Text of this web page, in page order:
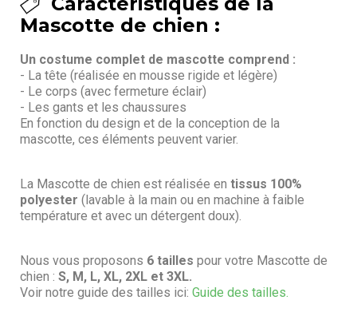
Mascotte de chien :
Un costume complet de mascotte comprend :
- La tête (réalisée en mousse rigide et légère)
- Le corps (avec fermeture éclair)
- Les gants et les chaussures
En fonction du design et de la conception de la
mascotte, ces éléments peuvent varier.
La Mascotte de chien est réalisée en tissus 100%
polyester (lavable à la main ou en machine à faible
température et avec un détergent doux).
Nous vous proposons 6 tailles pour votre Mascotte de
chien : S, M, L, XL, 2XL et 3XL.
Voir notre guide des tailles ici: Guide des tailles.